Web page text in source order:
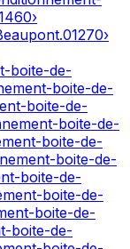
›
.01270›
boite-de-
boite-de-
boite-de-
boite-de-
boite-de-
boite-de-
boite-de-
boite-de-
boite-de-
boite-de-